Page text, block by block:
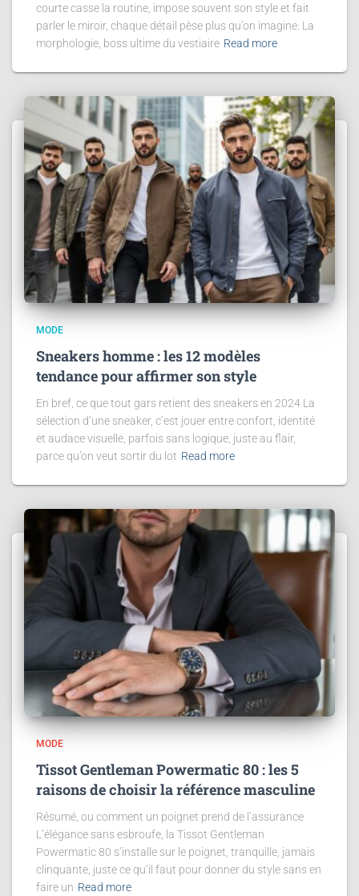
courte casse la routine, impose souvent son style et fait
parler le miroir, chaque détail pèse plus qu’on imagine. La
morphologie, boss ultime du vestiaire Read more
MODE
Sneakers homme : les 12 modèles
tendance pour affirmer son style
En bref, ce que tout gars retient des sneakers en 2024 La
sélection d’une sneaker, c’est jouer entre confort, identité
et audace visuelle, parfois sans logique, juste au flair,
parce qu’on veut sortir du lot Read more
MODE
Tissot Gentleman Powermatic 80 : les 5
raisons de choisir la référence masculine
Résumé, ou comment un poignet prend de l’assurance
L’élégance sans esbroufe, la Tissot Gentleman
Powermatic 80 s’installe sur le poignet, tranquille, jamais
clinquante, juste ce qu’il faut pour donner du style sans en
faire un Read more